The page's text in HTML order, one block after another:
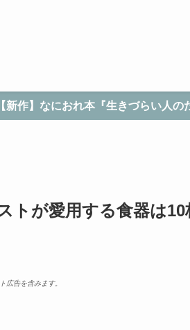
新作】なにおれ本『生きづらい人
トが愛用する食器は
広告を含みます。